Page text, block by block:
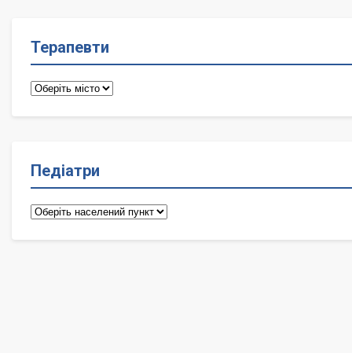
Терапевти
Терапевти
Педіатри
Педіатри